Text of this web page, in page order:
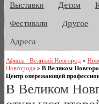
Выставки
Детям
Фестивали
Другое
Адреса
Афиша - Великий Новгород »
Новгорода »В Великом
Центр опережающей
В Великом